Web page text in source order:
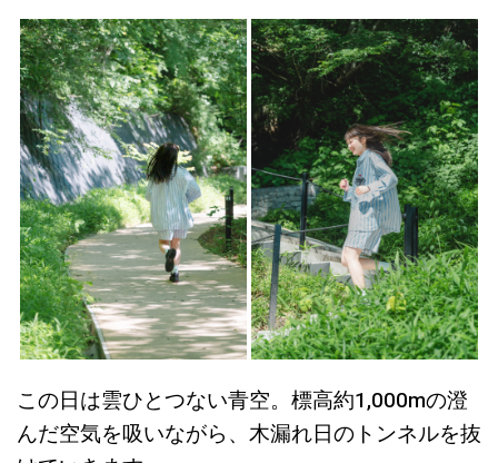
この日は雲ひとつない青空。標高約1,000mの澄
んだ空気を吸いながら、木漏れ日のトンネルを抜